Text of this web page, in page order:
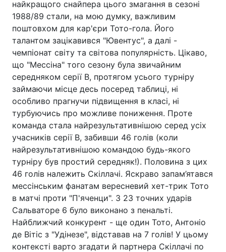
найкращого снайпера цього змагання в сезоні
1988/89 стали, на мою думку, важливим
поштовхом для кар'єри Тото-гола. Його
талантом зацікавився "Ювентус", а далі -
чемпіонат світу та світова популярність. Цікаво,
що "Мессіна" того сезону була звичайним
середняком серії В, протягом усього турніру
займаючи місце десь посеред таблиці, ні
особливо прагнучи підвищення в класі, ні
турбуючись про можливе пониження. Проте
команда стала найрезультативнішою серед усіх
учасників серії В, забивши 46 голів (коли
найрезультативнішою командою будь-якого
турніру був простий середняк!). Половина з цих
46 голів належить Скіллачі. Яскраво запам’ятався
мессінським фанатам вересневий хет-трик Тото
в матчі проти "П'яченци". З 23 точних ударів
Сальваторе 6 було виконано з пенальті.
Найближчий конкурент - ще один Тото, Антоніо
де Вітіс з "Удінезе", відставав на 7 голів! У цьому
контексті варто згадати й партнера Скіллачі по